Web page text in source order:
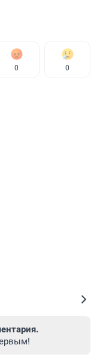
0 0